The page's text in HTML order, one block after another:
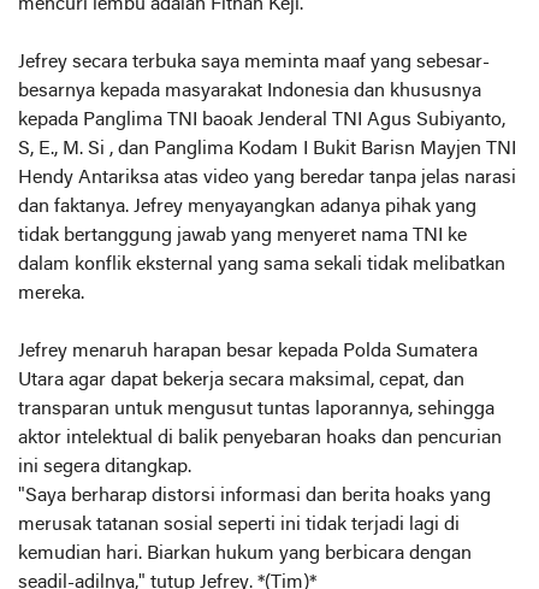
mencuri lembu adalah Fitnah Keji.
Jefrey secara terbuka saya meminta maaf yang sebesar-
besarnya kepada masyarakat Indonesia dan khususnya
kepada Panglima TNI baoak Jenderal TNI Agus Subiyanto,
S, E., M. Si , dan Panglima Kodam I Bukit Barisn Mayjen TNI
Hendy Antariksa atas video yang beredar tanpa jelas narasi
dan faktanya. Jefrey menyayangkan adanya pihak yang
tidak bertanggung jawab yang menyeret nama TNI ke
dalam konflik eksternal yang sama sekali tidak melibatkan
mereka.
Jefrey menaruh harapan besar kepada Polda Sumatera
Utara agar dapat bekerja secara maksimal, cepat, dan
transparan untuk mengusut tuntas laporannya, sehingga
aktor intelektual di balik penyebaran hoaks dan pencurian
ini segera ditangkap.
"Saya berharap distorsi informasi dan berita hoaks yang
merusak tatanan sosial seperti ini tidak terjadi lagi di
kemudian hari. Biarkan hukum yang berbicara dengan
seadil-adilnya," tutup Jefrey. *(Tim)*